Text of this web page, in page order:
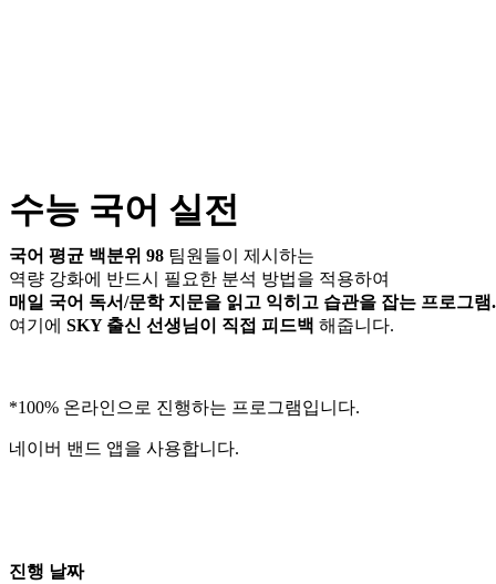
수능 국어 실전
국어 평균 백분위 98 팀원들이 제시하는
역량 강화에 반드시 필요한 분석 방법을 적용하여
매일 국어 독서/문학 지문을 읽고 익히고 습관을 잡는 프로그램.
여기에 SKY 출신 선생님이 직접 피드백 해줍니다.
*100% 온라인으로 진행하는 프로그램입니다.
네이버 밴드 앱을 사용합니다.
진행 날짜